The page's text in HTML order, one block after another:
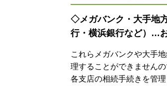
◇メガバンク・大手地
行・横浜銀行など）…
これらメガバンクや大手
理することができません
各支店の相続手続きを管